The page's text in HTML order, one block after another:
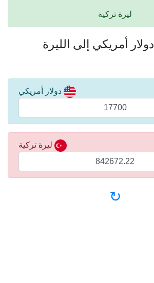
ليرة تركية
تحويل 17700 دولار أمريكي إلى الليرة
دولار أمريكي
ليرة تركية
↻